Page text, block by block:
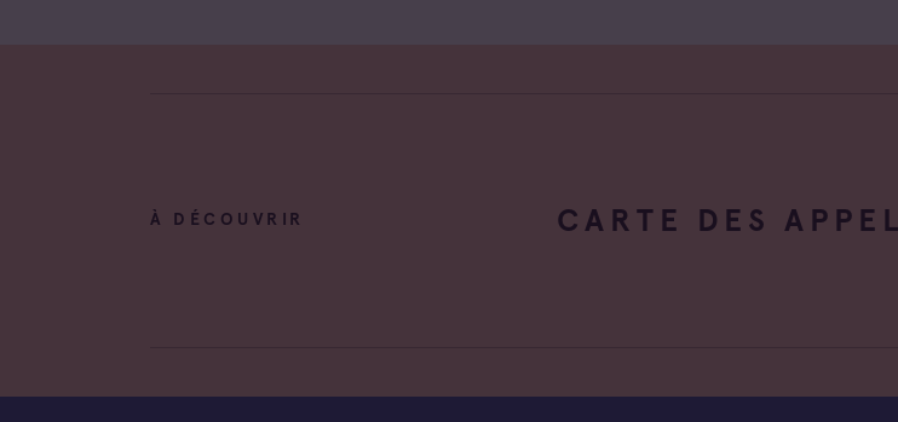
À DÉCOUVRIR CARTE DES